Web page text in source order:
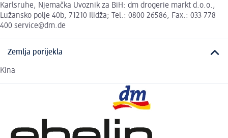
Karlsruhe, Njemačka Uvoznik za BiH: dm drogerie markt d.o.o.,
Lužansko polje 40b, 71210 Ilidža; Tel.: 0800 26586, Fax.: 033 778
400 service@dm.de
Zemlja porijekla
Kina